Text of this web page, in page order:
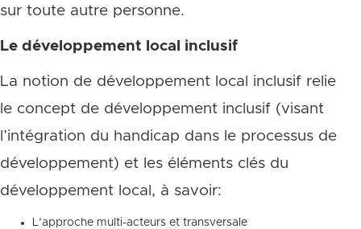
sur toute autre personne.
Le développement local inclusif
La notion de développement local inclusif relie
le concept de développement inclusif (visant
l’intégration du handicap dans le processus de
développement) et les éléments clés du
développement local, à savoir:
L’approche multi-acteurs et transversale